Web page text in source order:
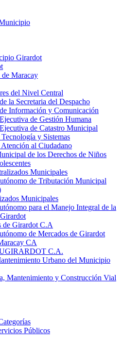
Girardot
de Maracay
del Nivel Central
la Secretaria del Despacho
Información y Comunicación
de Gestión Humana
de Catastro Municipal
y Sistemas
al Ciudadano
de los Derechos de Niños
Municipales
de Tributación Municipal
Municipales
para el Manejo Integral de la
de Girardot C.A
de Mercados de Girardot
CA
C.A.
Urbano del Municipio
Mantenimiento y Construcción Vial
Públicos